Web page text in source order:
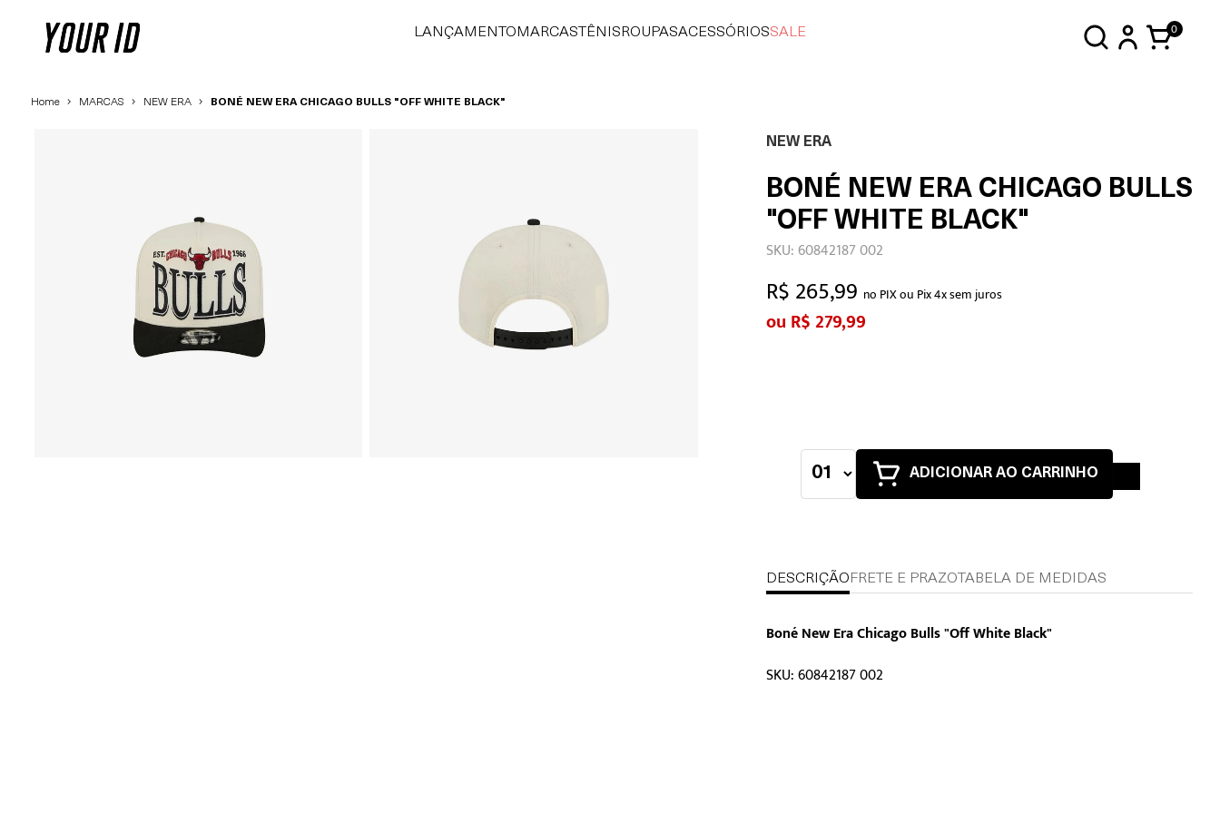
LANÇAMENTO MARCAS TÊNIS ROUPASACESSÓRIOSSALE 0
Home MARCAS NEW ERA BONÉ NEW ERA CHICAGO BULLS "OFF WHITE BLACK"
NEW ERA
BONÉ NEW ERA CHICAGO BULLS
"OFF WHITE BLACK"
SKU: 60842187 002
R$ 265,99 no PIX ou Pix 4x sem juros
R$ 279,99
ADICIONAR AO CARRINHO
DESCRIÇÃO FRETE E PRAZOTABELA DE MEDIDAS
Boné New Era Chicago Bulls "Off White Black"
SKU: 60842187 002